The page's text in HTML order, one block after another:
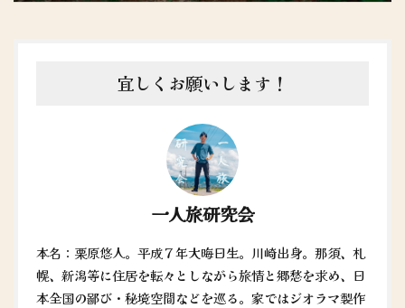
宜しくお願いします！
一人旅研究会
本名：栗原悠人。平成７年大晦日生。川崎出身。那須、札
幌、新潟等に住居を転々としながら旅情と郷愁を求め、日
本全国の鄙び・秘境空間などを巡る。家ではジオラマ製作